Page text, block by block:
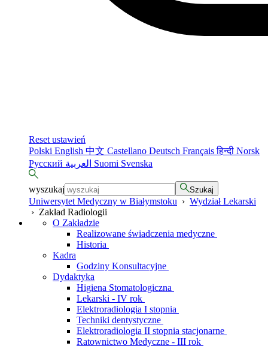
Reset ustawień
Polski English 中文 Castellano Deutsch Françaisहिन्दी Norsk
Русский
Suomi Svenska
wyszukaj Szukaj
Uniwersytet Medyczny w Białymstoku › Wydział Lekarski
› Zakład Radiologii
O Zakładzie
Realizowane świadczenia medyczne
Historia
Kadra
Godziny Konsultacyjne
Dydaktyka
Higiena Stomatologiczna
Lekarski - IV rok
Elektroradiologia I stopnia
Techniki dentystyczne
Elektroradiologia II stopnia stacjonarne
Ratownictwo Medyczne - III rok